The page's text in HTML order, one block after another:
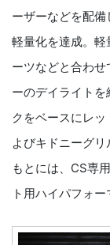
ーザーなどを配
軽量化を達成。
ーツなどと合わ
ーのデイライト
クをベースにレ
よびキドニーグ
もとには、CS専
ト用ハイパフォー